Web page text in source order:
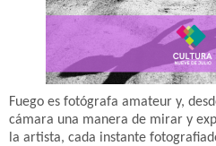
Fuego es fotógrafa amateur y,
cámara una manera de mirar y
la artista, cada instante